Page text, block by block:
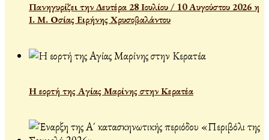
Πανηγυρίζει την Δευτέρα 28 Ιουλίου / 10 Αυγούστου 2026 η
Ι. Μ. Οσίας Ειρήνης Χρυσοβαλάντου
Η εορτή της Αγίας Μαρίνης στην Κερατέα